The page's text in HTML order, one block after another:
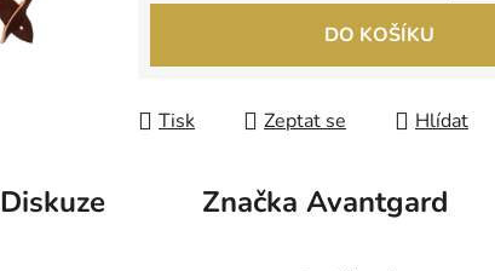
DO KOŠÍKU
Tisk Zeptat se Hlídat
Diskuze Značka Avantgard